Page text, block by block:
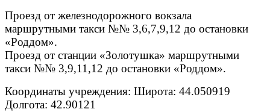
Проезд от железнодорожного вокзала
маршрутными такси №№ 3,6,7,9,12 до остановки
«Роддом».
Проезд от станции «Золотушка» маршрутными
такси №№ 3,9,11,12 до остановки «Роддом».
Координаты учреждения: Широта: 44.050919
Долгота: 42.90121